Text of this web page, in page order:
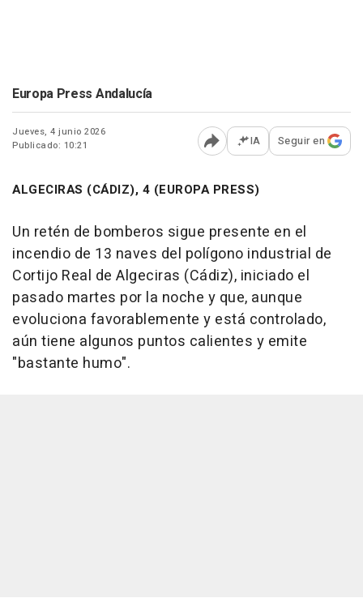
Europa Press Andalucía
Jueves, 4 junio 2026
Publicado: 10:21
Abrir opciones para
IA Seguir en
ALGECIRAS (CÁDIZ), 4 (EUROPA PRESS)
Un retén de bomberos sigue presente en el
incendio de 13 naves del polígono industrial de
Cortijo Real de Algeciras (Cádiz), iniciado el
pasado martes por la noche y que, aunque
evoluciona favorablemente y está controlado,
aún tiene algunos puntos calientes y emite
"bastante humo".